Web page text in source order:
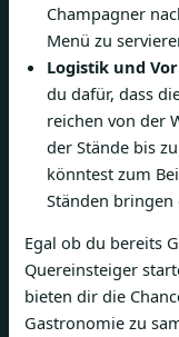
Champagner
Menü zu
Logistik und
du dafür, dass
reichen von der
der Stände bis
könntest zum
Ständen bringen
Egal ob du bereits
Quereinsteiger
bieten dir die
Gastronomie zu